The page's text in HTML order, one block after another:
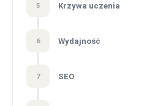
5 Krzywa uczenia
6 Wydajność
7 SEO